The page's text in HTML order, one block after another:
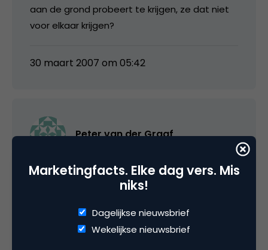
aan de grond probeert te krijgen, ze dat niet
voor elkaar krijgen?
30 maart 2007 om 05:42
Peter van der Graaf
Ook wel interessant om te weten: “Welke
vertical search methoden als mobile search,
worden er in Nederland gebruikt?”
Marketingfacts. Elke dag vers. Mis
niks!
Dagelijkse nieuwsbrief
Wekelijkse nieuwsbrief